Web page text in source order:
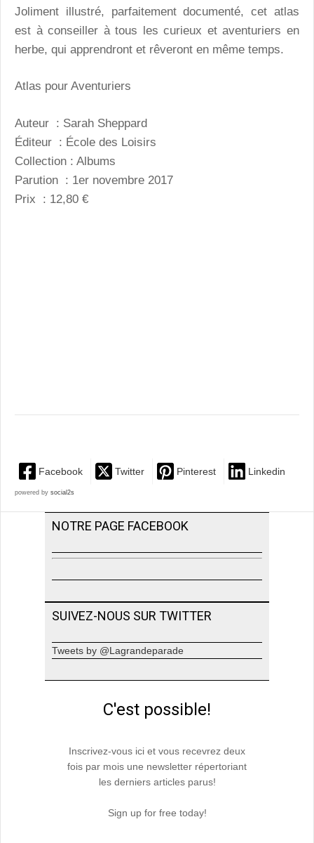
Joliment illustré, parfaitement documenté, cet atlas
est à conseiller à tous les curieux et aventuriers en
herbe, qui apprendront et rêveront en même temps.
Atlas pour Aventuriers
Auteur : Sarah Sheppard
Éditeur : École des Loisirs
Collection : Albums
Parution : 1er novembre 2017
Prix : 12,80 €
Facebook Twitter Pinterest Linkedin
powered by social2s
NOTRE PAGE FACEBOOK
SUIVEZ-NOUS SUR TWITTER
Tweets by @Lagrandeparade
C'est possible!
Inscrivez-vous ici et vous recevrez deux
fois par mois une newsletter répertoriant
les derniers articles parus!
Sign up for free today!